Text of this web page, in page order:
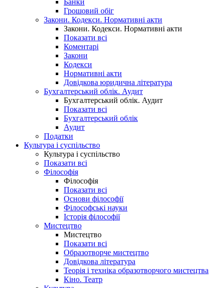
Банки
Грошовий обіг
Закони. Кодекси. Нормативні акти
Закони. Кодекси. Нормативні акти
Показати всі
Коментарі
Закони
Кодекси
Нормативні акти
Довідкова юридична література
Бухгалтерський облік. Аудит
Бухгалтерський облік. Аудит
Показати всі
Бухгалтерський облік
Аудит
Податки
Культура і суспільство
Культура і суспільство
Показати всі
Філософія
Філософія
Показати всі
Основи філософії
Філософські науки
Історія філософії
Мистецтво
Мистецтво
Показати всі
Образотворче мистецтво
Довідкова література
Теорія і техніка образотворчого мистецтва
Кіно. Театр